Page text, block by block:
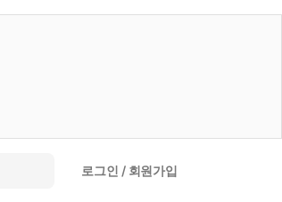
로그인 / 회원가입